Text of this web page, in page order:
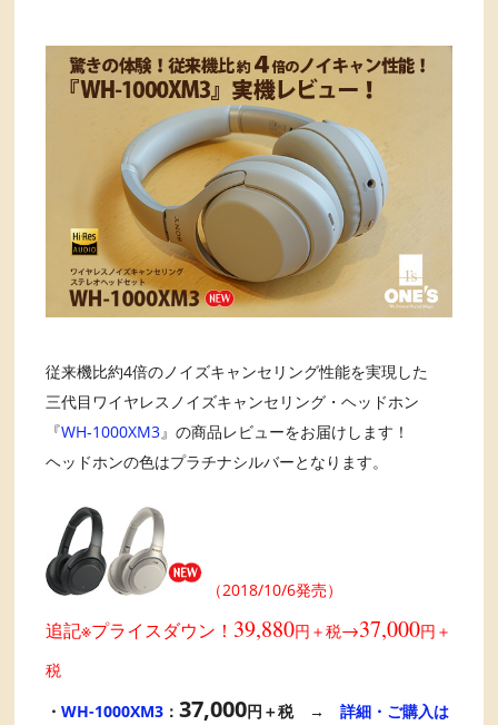
従来機比約4倍のノイズキャンセリング性能を実現した
三代目ワイヤレスノイズキャンセリング・ヘッドホン
『WH-1000XM3』の商品レビューをお届けします！
ヘッドホンの色はプラチナシルバーとなります。
（2018/10/6発売）
追記※プライスダウン！ 39,880円＋税→37,000円＋
税
・WH-1000XM3 ：37,000円＋税→詳細・ご購入は